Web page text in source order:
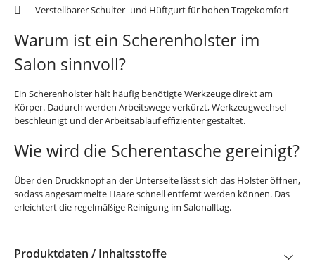
Verstellbarer Schulter- und Hüftgurt für hohen Tragekomfort
Warum ist ein Scherenholster im
Salon sinnvoll?
Ein Scherenholster hält häufig benötigte Werkzeuge direkt am
Körper. Dadurch werden Arbeitswege verkürzt, Werkzeugwechsel
beschleunigt und der Arbeitsablauf effizienter gestaltet.
Wie wird die Scherentasche gereinigt?
Über den Druckknopf an der Unterseite lässt sich das Holster öffnen,
sodass angesammelte Haare schnell entfernt werden können. Das
erleichtert die regelmäßige Reinigung im Salonalltag.
Produktdaten / Inhaltsstoffe